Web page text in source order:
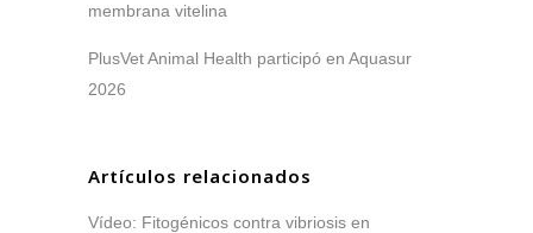
membrana vitelina
PlusVet Animal Health participó en Aquasur
2026
Artículos relacionados
Vídeo: Fitogénicos contra vibriosis en